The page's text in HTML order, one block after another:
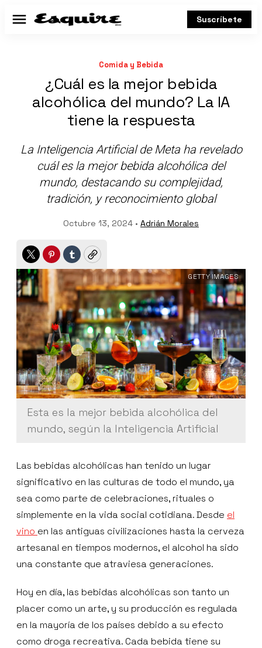
Menú Suscríbete
Comida y Bebida
¿Cuál es la mejor bebida
alcohólica del mundo? La IA
tiene la respuesta
La Inteligencia Artificial de Meta ha revelado
cuál es la mejor bebida alcohólica del
mundo, destacando su complejidad,
tradición, y reconocimiento global
Octubre 13, 2024 • Adrián Morales
TwitterPinterest
TumblrCopy
Esta es la mejor bebida alcohólica del
mundo, según la Inteligencia Artificial
GETTY IMAGES
Las bebidas alcohólicas han tenido un lugar
significativo en las culturas de todo el mundo, ya
sea como parte de celebraciones, rituales o
simplemente en la vida social cotidiana. Desde el
vino en las antiguas civilizaciones hasta la cerveza
artesanal en tiempos modernos, el alcohol ha sido
una constante que atraviesa generaciones.
Hoy en día, las bebidas alcohólicas son tanto un
placer como un arte, y su producción es regulada
en la mayoría de los países debido a su efecto
como droga recreativa. Cada bebida tiene su